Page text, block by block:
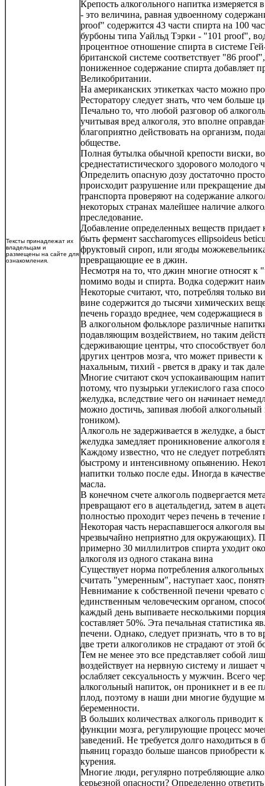
Тексты принадлежат их
владельцам и
размещены на сайте для
ознакомления.
Крепость алкогольного напитка
- это величина, равная удвоенному
proof" содержится 43 части спирта на 100
бурбоны типа Уайльд Тэрки - "101 proof",
процентное отношение спирта в системе
британской системе соответствует "86
пониженное содержание спирта добавляет
Великобритании.
На американских этикетках часто можно
Ресторатору следует знать, что чем больше
Печально то, что любой разговор об
учитывая вред алкоголя, это вполне
благоприятно действовать на организм,
обществе.
Полная бутылка обычной крепости виски,
среднестатистического здорового молодого
Определить опасную дозу достаточно
происходит разрушение или прекращение
транспорта проверяют на содержание
некоторых странах малейшее наличие
преследование.
Добавление определенных веществ
быть фермент saccharomyces ellipsoideus
фруктовый сироп, или ягоды
превращающие ее в джин.
Несмотря на то, что джин многие относят
помимо воды и спирта. Водка содержит
Некоторые считают, что, потребляя только
вине содержится до тысячи химических
печень гораздо вреднее, чем содержащиеся в
В алкогольном фольклоре различные
подавляющим воздействием, но таким
сдерживающие центры, что способствует
других центров мозга, что может привести
нахальным, тихий - рвется в драку и так
Многие считают скоч успокаивающим
потому, что пузырьки углекислого газа
желудка, вследствие чего он начинает
можно достичь, запивая любой
тоником).
Алкоголь не задерживается в желудке, а
желудка замедляет проникновение
Каждому известно, что не следует
быстрому и интенсивному опьянению.
напитки только после еды. Иногда в
масла.
В конечном счете алкоголь подвергается
превращают его в ацетальдегид, затем в
полностью проходит через печень в
Некоторая часть нераспавшегося алкоголя
чрезвычайно неприятно для окружающих).
примерно 30 миллилитров спирта уходит
алкоголя из одного стакана вина
Существует норма потребления
считать "умеренным", наступает хаос,
Невнимание к собственной печени чревато
единственным человеческим органом,
каждый день выпиваете несколькими
составляет 50%. Эта печальная статистика
печени. Однако, следует признать, что в то
две трети алкоголиков не страдают от этой
Тем не менее это все представляет собой
воздействует на нервную систему и лишает
ослабляет сексуальность у мужчин. Всего
алкогольный напиток, он проникнет и в ее
плод, поэтому в наши дни многие будущие
беременности.
В больших количествах алкоголь приводит
функции мозга, регулирующие процесс
заведений. Не требуется долго находиться
пьяниц гораздо больше шансов приобрести
курения.
Многие люди, регулярно потребляющие
серьезной опасности? Определенно